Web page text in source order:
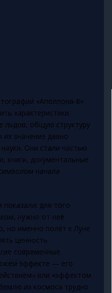
«Аполлона‑8»
характеристики
льдов, общую структуру
значение давно
Они стали частью
книги, документальные
начала
для того
нужно от неё
но именно полёт к Луне
ценность
современные
эффекте — его
или «эффектом
из космоса трудно